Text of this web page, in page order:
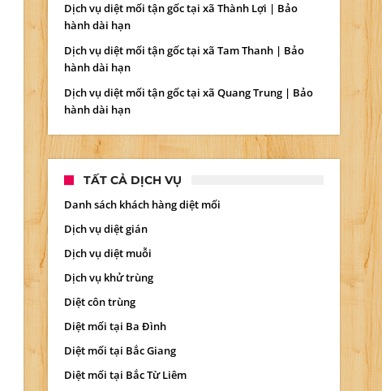
Dịch vụ diệt mối tận gốc tại xã Thành Lợi | Bảo
hành dài hạn
Dịch vụ diệt mối tận gốc tại xã Tam Thanh | Bảo
hành dài hạn
Dịch vụ diệt mối tận gốc tại xã Quang Trung | Bảo
hành dài hạn
TẤT CẢ DỊCH VỤ
Danh sách khách hàng diệt mối
Dịch vụ diệt gián
Dịch vụ diệt muỗi
Dịch vụ khử trùng
Diệt côn trùng
Diệt mối tại Ba Đình
Diệt mối tại Bắc Giang
Diệt mối tại Bắc Từ Liêm